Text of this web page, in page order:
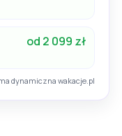
od 2 099 zł
dynamiczna wakacje.pl